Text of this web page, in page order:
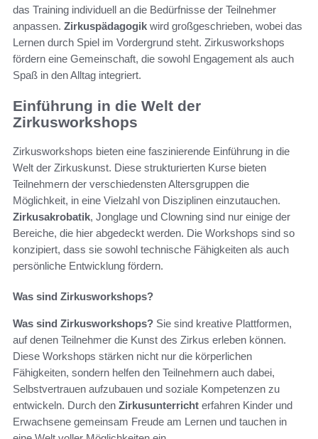
das Training individuell an die Bedürfnisse der Teilnehmer
anpassen. Zirkuspädagogik wird großgeschrieben, wobei das
Lernen durch Spiel im Vordergrund steht. Zirkusworkshops
fördern eine Gemeinschaft, die sowohl Engagement als auch
Spaß in den Alltag integriert.
Einführung in die Welt der
Zirkusworkshops
Zirkusworkshops bieten eine faszinierende Einführung in die
Welt der Zirkuskunst. Diese strukturierten Kurse bieten
Teilnehmern der verschiedensten Altersgruppen die
Möglichkeit, in eine Vielzahl von Disziplinen einzutauchen.
Zirkusakrobatik, Jonglage und Clowning sind nur einige der
Bereiche, die hier abgedeckt werden. Die Workshops sind so
konzipiert, dass sie sowohl technische Fähigkeiten als auch
persönliche Entwicklung fördern.
Was sind Zirkusworkshops?
Was sind Zirkusworkshops? Sie sind kreative Plattformen,
auf denen Teilnehmer die Kunst des Zirkus erleben können.
Diese Workshops stärken nicht nur die körperlichen
Fähigkeiten, sondern helfen den Teilnehmern auch dabei,
Selbstvertrauen aufzubauen und soziale Kompetenzen zu
entwickeln. Durch den Zirkusunterricht erfahren Kinder und
Erwachsene gemeinsam Freude am Lernen und tauchen in